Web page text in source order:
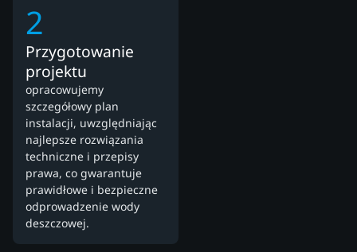
2
Przygotowanie
projektu
opracowujemy
szczegółowy plan
instalacji, uwzględniając
najlepsze rozwiązania
techniczne i przepisy
prawa, co gwarantuje
prawidłowe i bezpieczne
odprowadzenie wody
deszczowej.